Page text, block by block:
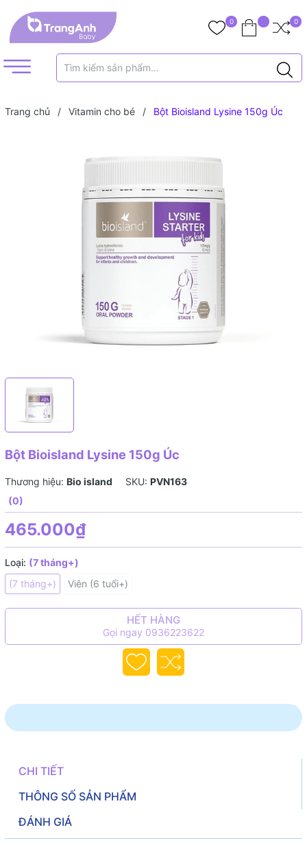
0 0
Trang chủ / Vitamin cho bé / Bột Bioisland Lysine 150g Úc
Bột Bioisland Lysine 150g Úc
Thương hiệu: Bio island SKU: PVN163
(0)
465.000₫
Loại: (7 tháng+)
(7 tháng+)
Viên (6 tuổi+)
HẾT HÀNG
Gọi ngay 0936223622
CHI TIẾT
THÔNG SỐ SẢN PHẨM
ĐÁNH GIÁ